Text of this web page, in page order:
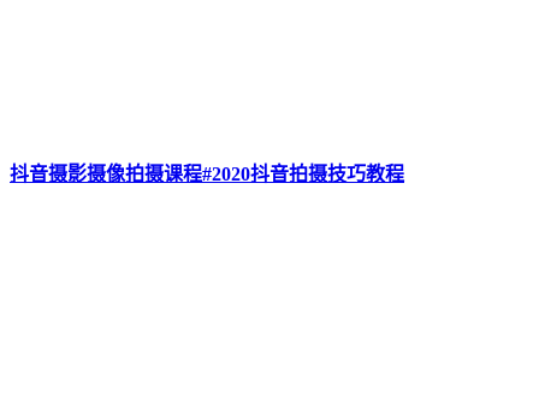
抖音摄影摄像拍摄课程#2020抖音拍摄技巧教程